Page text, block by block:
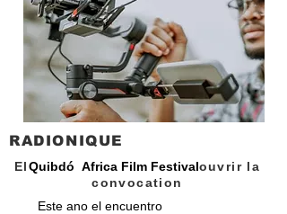
RADIONIQUE
ElQuibdó Africa Film Festivalouvrir la
convocation
Este ano el encuentro